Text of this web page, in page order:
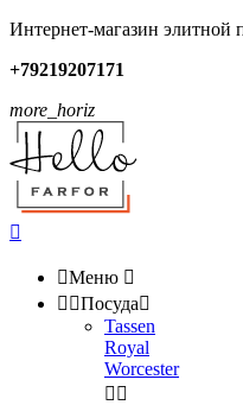
Интернет-магазин элитной
+79219207171
more_horiz

Меню 
 Посуда
Tassen
Royal
Worcester
 